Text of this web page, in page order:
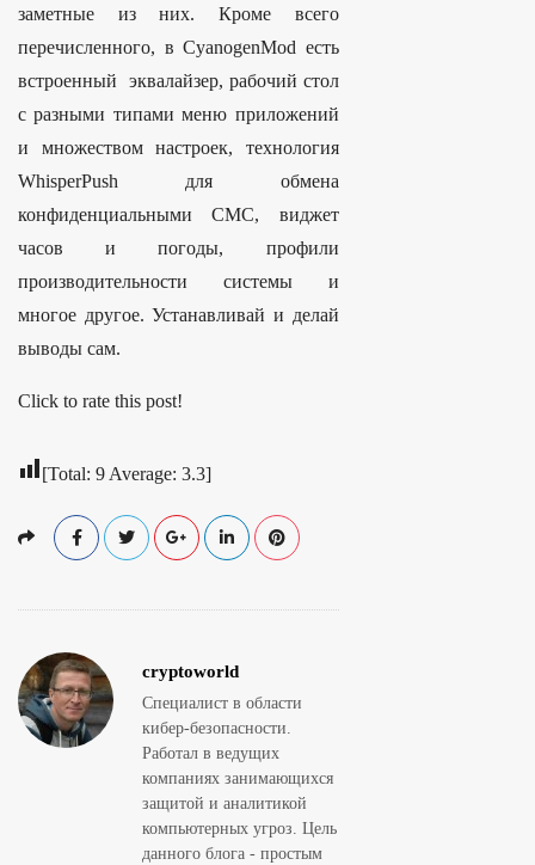
заметные из них. Кроме всего
перечисленного, в CyanogenMod есть
встроенный эквалайзер, рабочий стол
с разными типами меню приложений
и множеством настроек, технология
WhisperPush для обмена
конфиденциальными СМС, виджет
часов и погоды, профили
производительности системы и
многое другое. Устанавливай и делай
выводы сам.
Click to rate this post!
[Total: 9 Average: 3.3]
cryptoworld
Специалист в области
кибер-безопасности.
Работал в ведущих
компаниях занимающихся
защитой и аналитикой
компьютерных угроз. Цель
данного блога - простым